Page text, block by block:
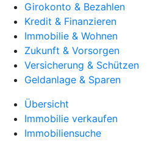
Girokonto & Bezahlen
Kredit & Finanzieren
Immobilie & Wohnen
Zukunft & Vorsorgen
Versicherung & Schützen
Geldanlage & Sparen
Übersicht
Immobilie verkaufen
Immobiliensuche